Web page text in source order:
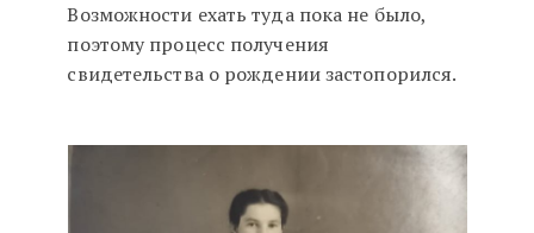
Возможности ехать туда пока не было,
поэтому процесс получения
свидетельства о рождении застопорился.